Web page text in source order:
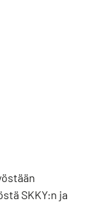
SKKY:n ja